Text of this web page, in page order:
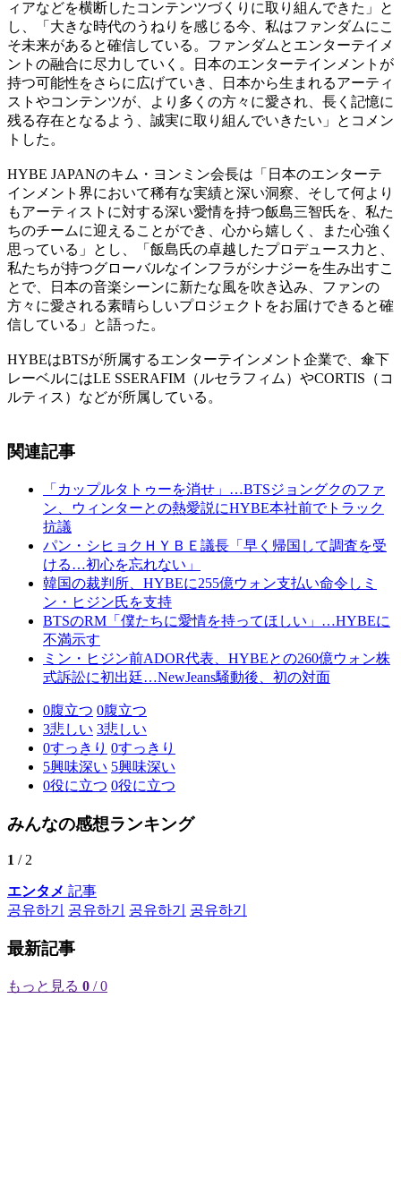
ィアなどを横断したコンテンツづくりに取り組んできた」と
し、「大きな時代のうねりを感じる今、私はファンダムにこ
そ未来があると確信している。ファンダムとエンターテイメ
ントの融合に尽力していく。日本のエンターテインメントが
持つ可能性をさらに広げていき、日本から生まれるアーティ
ストやコンテンツが、より多くの方々に愛され、長く記憶に
残る存在となるよう、誠実に取り組んでいきたい」とコメン
トした。
HYBE JAPANのキム・ヨンミン会長は「日本のエンターテ
インメント界において稀有な実績と深い洞察、そして何より
もアーティストに対する深い愛情を持つ飯島三智氏を、私た
ちのチームに迎えることができ、心から嬉しく、また心強く
思っている」とし、「飯島氏の卓越したプロデュース力と、
私たちが持つグローバルなインフラがシナジーを生み出すこ
とで、日本の音楽シーンに新たな風を吹き込み、ファンの
方々に愛される素晴らしいプロジェクトをお届けできると確
信している」と語った。
HYBEはBTSが所属するエンターテインメント企業で、傘下
レーベルにはLE SSERAFIM（ルセラフィム）やCORTIS（コ
ルティス）などが所属している。
関連記事
「カップルタトゥーを消せ」…BTSジョングクのファ
ン、ウィンターとの熱愛説にHYBE本社前でトラック
抗議
パン・シヒョクＨＹＢＥ議長「早く帰国して調査を受
ける…初心を忘れない」
韓国の裁判所、HYBEに255億ウォン支払い命令しミ
ン・ヒジン氏を支持
BTSのRM「僕たちに愛情を持ってほしい」…HYBEに
不満示す
ミン・ヒジン前ADOR代表、HYBEとの260億ウォン株
式訴訟に初出廷…NewJeans騒動後、初の対面
0腹立つ 0腹立つ
3悲しい 3悲しい
0すっきり 0すっきり
5興味深い 5興味深い
0役に立つ 0役に立つ
みんなの感想ランキング
1 / 2
エンタメ 記事
공유하기
공유하기 공유하기 공유하기
最新記事
もっと見る 0 / 0